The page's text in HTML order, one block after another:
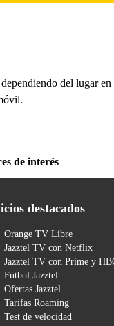
del lugar
de interés
destacados
Orange TV Libre
Jazztel TV con Netflix
Jazztel TV con Prime y
Fútbol Jazztel
Ofertas Jazztel
Tarifas Roaming
Test de velocidad